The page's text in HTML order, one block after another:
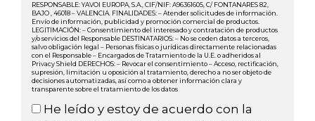
RESPONSABLE: YAVOI EUROPA, S.A., CIF/NIF: A96361605, C/ FONTANARES 82,
BAJO , 46018 – VALENCIA. FINALIDADES: – Atender solicitudes de información.
Envío de información, publicidad y promoción comercial de productos.
LEGITIMACIÓN: – Consentimiento del interesado y contratación de productos
y/o servicios del Responsable DESTINATARIOS: – No se ceden datos a terceros,
salvo obligación legal – Personas físicas o jurídicas directamente relacionadas
con el Responsable – Encargados de Tratamiento de la U.E. o adheridos al
Privacy Shield DERECHOS: – Revocar el consentimiento – Acceso, rectificación,
supresión, limitación u oposición al tratamiento, derecho a no ser objeto de
decisiones automatizadas, así como a obtener información clara y
transparente sobre el tratamiento de los datos
He leído y estoy de acuerdo con la